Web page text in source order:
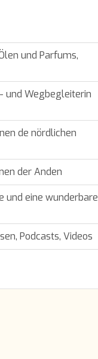
und Parfums,
und Wegbegleiterin
de nördlichen
der Anden
und eine wunderbare
Podcasts, Videos